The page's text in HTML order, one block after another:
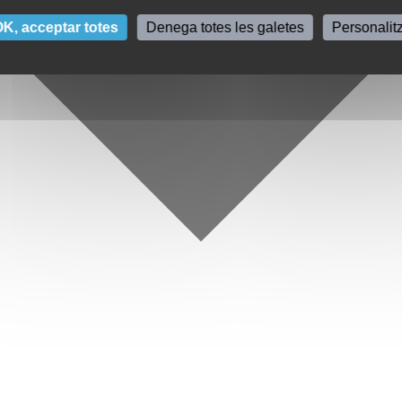
acceptar totes Denega totes les galetes